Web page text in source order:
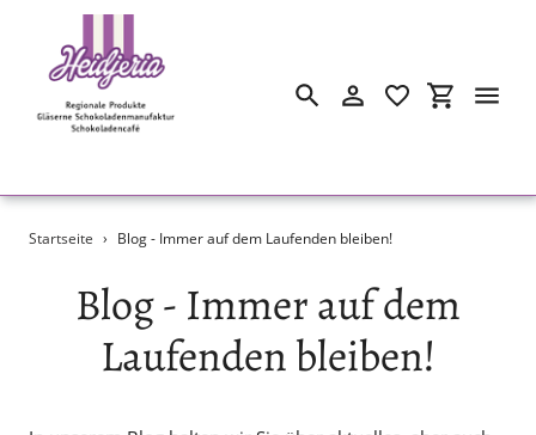
Direkt
SuchenEinloggen
Startseite › Blog - Immer auf dem Laufenden bleiben!
Blog - Immer auf dem
Laufenden bleiben!